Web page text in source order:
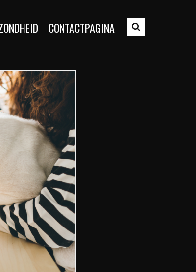
CONTACTPAGINA